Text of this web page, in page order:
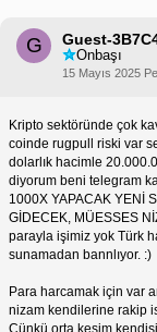
G Guest-
Onbaşı
15 Mayıs 2025
Kripto sektöründe çok
coinde rugpull riski var
dolarlık hacimle
diyorum beni telegram
1000X YAPACAK YENİ
GİDECEK, MÜESSES
parayla işimiz yok Türk
sunamadan bannlıyor. :)
Para harcamak için var
nizam kendilerine rakip
Çünkü orta kesim